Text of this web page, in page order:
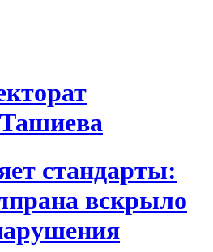
стандарты:
вскрыло